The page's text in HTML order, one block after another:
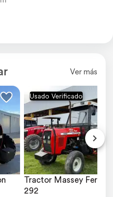
Alto
PRECIOS
Ver más
Usado Verificado
Tractor Massey
292